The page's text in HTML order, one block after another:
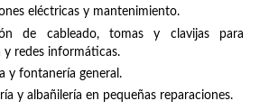
eléctricas y mantenimiento.
de cableado, tomas y clavijas para
y redes informáticas.
y fontanería general.
y albañilería en pequeñas reparaciones.